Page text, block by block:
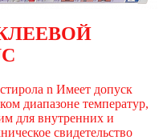
n Имеет допуск
диапазоне температур,
для внутренних и
свидетельство